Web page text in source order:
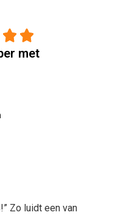
 
met
Zo luidt een van